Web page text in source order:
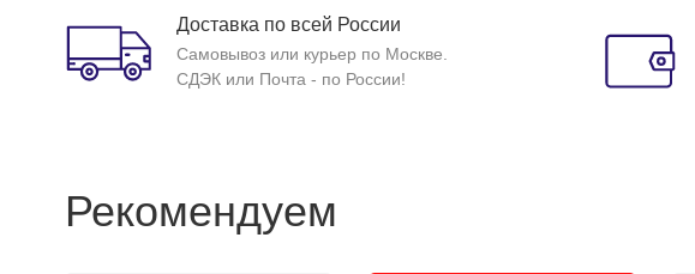
Доставка по всей России
Самовывоз или курьер по Москве.
СДЭК или Почта - по России!
Рекомендуем